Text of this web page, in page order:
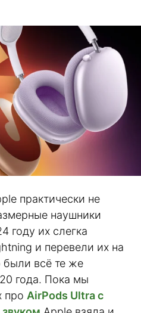
практически не
наушники
году их слегка
и перевели их на
были всё те же
года. Пока мы
про AirPods Ultra с